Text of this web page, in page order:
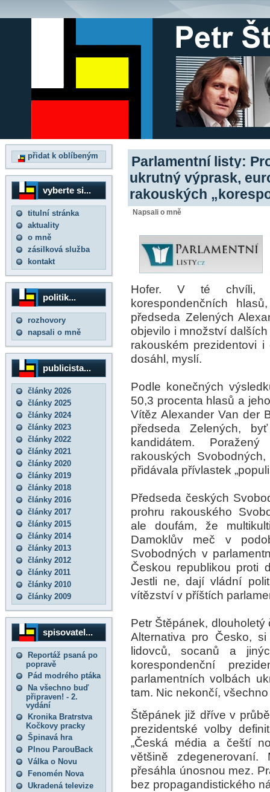
přidat k oblíbeným
vyberte si...
titulní stránka
aktuality
o mně
zásilková služba
kontakt
politik...
rozhovory
napsali o mně
publicista...
články 2026
články 2025
články 2024
články 2023
články 2022
články 2021
články 2020
články 2019
články 2018
články 2016
články 2017
články 2015
články 2014
články 2013
články 2012
články 2011
články 2010
články 2009
spisovatel...
Reportáž psaná po
popravě
Pád modrého ptáka
Na všechno buď
připraven! - 2.
vydání
Kronika Bratrstva
Kočkovy pracky
Špinavá hra
Plnou ParouBack
Válka o Novu
Fenomén Nova
Ukradená televize
Parlamentní listy:
ukrutný výprask,
rakouských
Napsali o mně
Hofer. V té chvíli,
korespondenčních
předseda Zelených
objevilo i množství
rakouském prezidentovi
dosáhl, myslí.
Podle konečných
50,3 procenta hlasů a
Vítěz Alexander Van der
předseda Zelených,
kandidátem.
rakouských
přidávala přívlastek
Předseda českých
prohru rakouského
ale doufám, že
Damoklův meč v
Svobodných v
Českou republikou proti
Jestli ne, dají vládní
vítězství v příštích
Petr Štěpánek,
Alternativa pro Česko, si
lidovců, socanů a
korespondenční
parlamentních volbách
tam. Nic nekončí,
Štěpánek již dříve v
prezidentské volby
„Česká média a čeští
většině
přesáhla únosnou mez.
bez propagandistického